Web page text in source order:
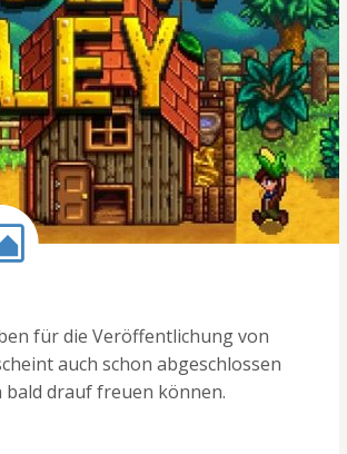
für die Veröffentlichung von
auch schon abgeschlossen
bald drauf freuen können.